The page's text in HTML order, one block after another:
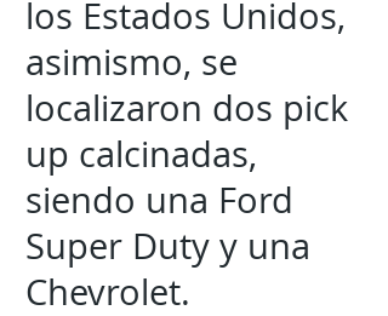
los Estados Unidos,
asimismo, se
localizaron dos pick
up calcinadas,
siendo una Ford
Super Duty y una
Chevrolet.